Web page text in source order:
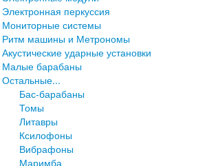
Электронная перкуссия
Мониторные системы
Ритм машины и Метрономы
Акустические ударные установки
Малые барабаны
Остальные...
Бас-барабаны
Томы
Литавры
Ксилофоны
Вибрафоны
Маримба